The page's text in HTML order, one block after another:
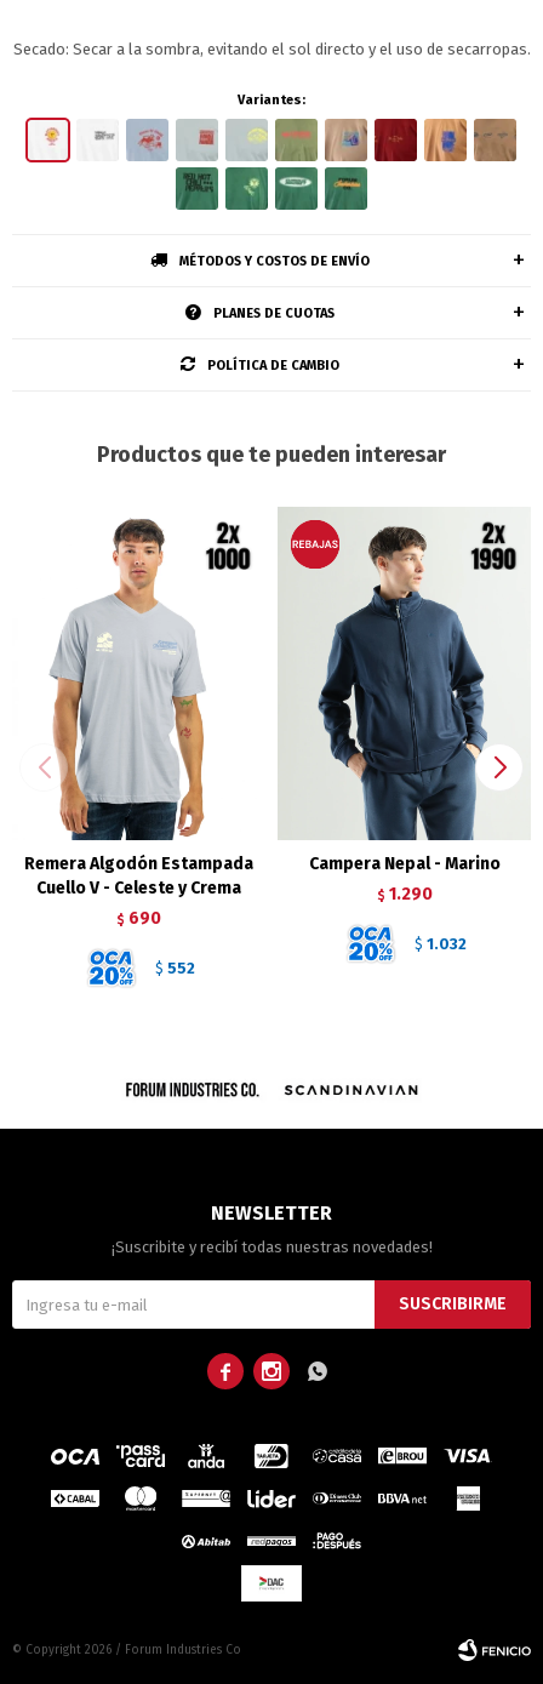
Secado: Secar a la sombra, evitando el sol directo y el uso de secarropas.
Variantes:
MÉTODOS Y COSTOS DE ENVÍO
PLANES DE CUOTAS
POLÍTICA DE CAMBIO
Productos que te pueden interesar
Remera Algodón Estampada
Cuello V - Celeste y Crema
$ 690
$ 552
Campera Nepal - Marino
$ 1.290
$ 1.032
NEWSLETTER
¡Suscribite y recibí todas nuestras novedades!
SUSCRIBIRME
  
© Copyright 2026 / Forum Industries Co